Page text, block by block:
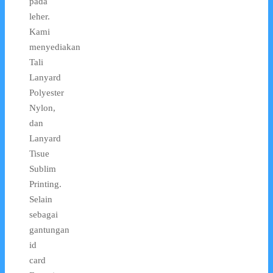
leher.
Kami
menyediakan
Tali
Lanyard
Polyester
Nylon,
dan
Lanyard
Tisue
Sublim
Printing.
Selain
sebagai
gantungan
id
card